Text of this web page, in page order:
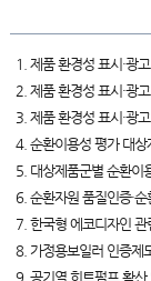
1. 제품 환경성 표시·광
2. 제품 환경성 표시·광
3. 제품 환경성 표시·광
4. 순환이용성 평가 대
5. 대상제품군별 순환이
6. 순환자원 품질인증·
7. 한국형 에코디자인 관
8. 가정용보일러 인증제
9. 공기열 히트펌프 확산